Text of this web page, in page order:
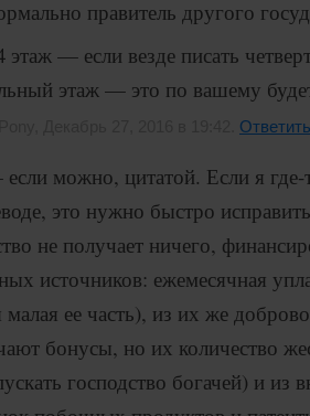
правитель другого
этаж — если везде писать
этаж — это по вашему
Ответить
можно, цитатой. Если я где-
это нужно быстро
не получает ничего,
источников: ежемесячная
малая ее часть), из их же
бонусы, но их количество
господство богачей) и из